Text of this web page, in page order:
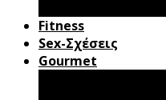
Fitness
Sex-Σχέσεις
Gourmet